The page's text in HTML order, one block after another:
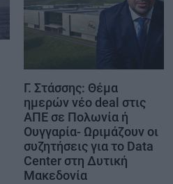
Γ. Στάσσης: Θέμα
ημερών νέο deal στις
ΑΠΕ σε Πολωνία ή
Ουγγαρία- Ωριμάζουν οι
συζητήσεις για το Data
Center στη Δυτική
Μακεδονία